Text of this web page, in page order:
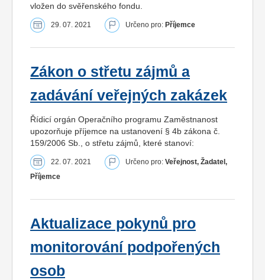
vložen do svěřenského fondu.
29. 07. 2021 Určeno pro: Příjemce
Zákon o střetu zájmů a
zadávání veřejných zakázek
Řídicí orgán Operačního programu Zaměstnanost
upozorňuje příjemce na ustanovení § 4b zákona č.
159/2006 Sb., o střetu zájmů, které stanoví:
22. 07. 2021 Určeno pro: Veřejnost, Žadatel,
Příjemce
Aktualizace pokynů pro
monitorování podpořených
osob